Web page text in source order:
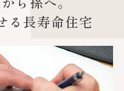
る長寿命住宅